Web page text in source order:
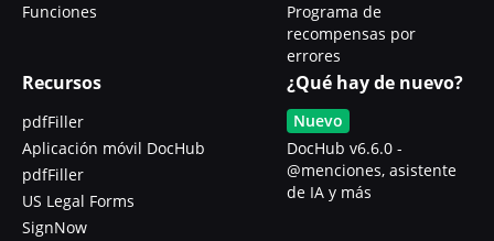
Funciones
Programa de
recompensas por
errores
Recursos
pdfFiller
Aplicación móvil DocHub
pdfFiller
US Legal Forms
SignNow
¿Qué hay de nuevo?
Nuevo
DocHub v6.6.0 -
@menciones, asistente
de IA y más